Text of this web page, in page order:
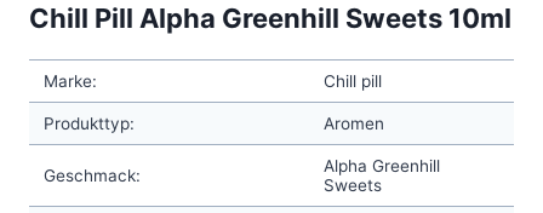
Chill Pill Alpha Greenhill Sweets 10ml
Marke: Chill pill
Produkttyp: Aromen
Geschmack:
Alpha Greenhill
Sweets